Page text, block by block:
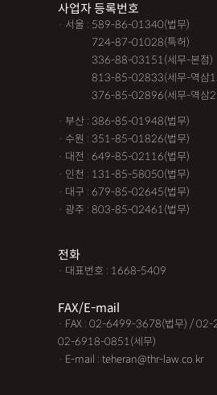
사업자 등록번호
· 서울 : 589-86-01340(법무)
724-87-01028(특허)
336-88-03151(세무-본점)
813-85-02833(세무-역삼1
376-85-02896(세무-역삼2
· 부산 : 386-85-01948(법무)
· 수원 : 351-85-01826(법무)
· 대전 : 649-85-02116(법무)
· 인천 : 131-85-58050(법무)
· 대구 : 679-85-02645(법무)
· 광주 : 803-85-02461(법무)
전화
· 대표번호 : 1668-5409
FAX/E-mail
· FAX : 02-6499-3678(법무) /
02-6918-0851(세무)
· E-mail : teheran@thr-law.co.kr